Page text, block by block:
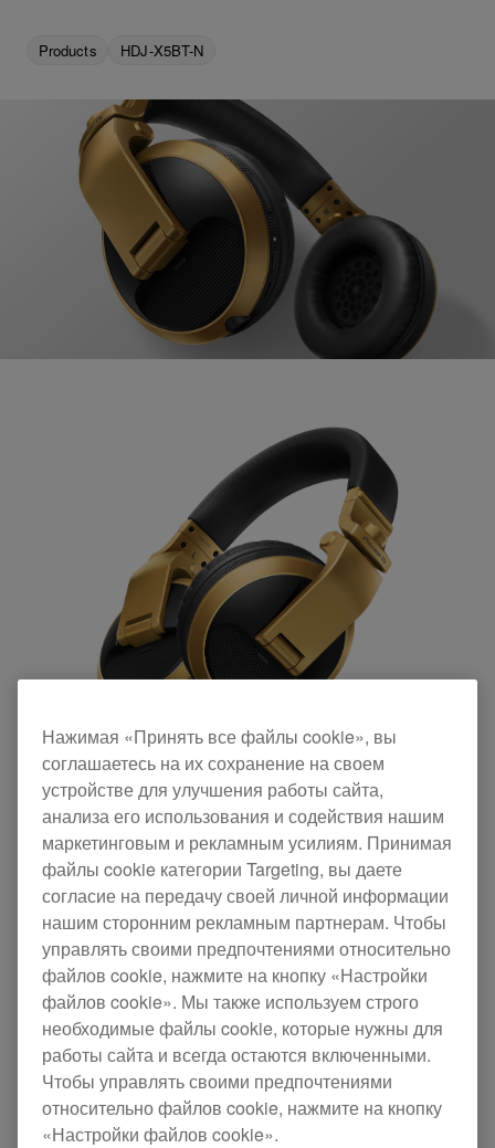
Products HDJ-X5BT-N
Обратите на себя внимание окружающих – в
клубе или куда бы вы не отправились – с
новой золотой версией нашихHDJ-X5BT
наушников. Возможность использовать
технологии беспроводного подключения
Bluetooth® и проводного подключения делает
эти накладные наушники идеальными для
Нажимая «Принять все файлы cookie», вы
соглашаетесь на их сохранение на своем
устройстве для улучшения работы сайта,
анализа его использования и содействия нашим
маркетинговым и рекламным усилиям. Принимая
файлы cookie категории Targeting, вы даете
согласие на передачу своей личной информации
нашим сторонним рекламным партнерам. Чтобы
управлять своими предпочтениями относительно
файлов cookie, нажмите на кнопку «Настройки
файлов cookie». Мы также используем строго
необходимые файлы cookie, которые нужны для
работы сайта и всегда остаются включенными.
Чтобы управлять своими предпочтениями
относительно файлов cookie, нажмите на кнопку
«Настройки файлов cookie».